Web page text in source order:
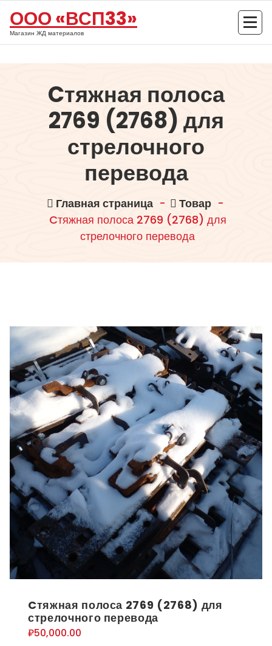
содержимому
ООО «ВСП33»
Магазин ЖД материалов
Cтяжная полоса
2769 (2768) для
стрелочного
перевода
Главная страница- Товар-
Cтяжная полоса 2769 (2768) для
стрелочного перевода
Cтяжная полоса 2769 (2768) для
стрелочного перевода
₽50,000.00